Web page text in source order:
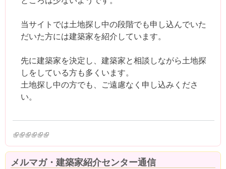
当サイトでは土地探し中の段階でも申し込んでいた
だいた方には建築家を紹介しています。
先に建築家を決定し、建築家と相談しながら土地探
しをしている方も多くいます。
土地探し中の方でも、ご遠慮なく申し込みくださ
い。
(link is external)
(link is external)
(link is external)
(link is external)
(link is external)
(link is external)
メルマガ・建築家紹介センター通信